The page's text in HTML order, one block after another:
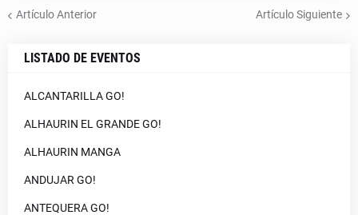
Artículo Anterior Artículo Siguiente
LISTADO DE EVENTOS
ALCANTARILLA GO!
ALHAURIN EL GRANDE GO!
ALHAURIN MANGA
ANDUJAR GO!
ANTEQUERA GO!